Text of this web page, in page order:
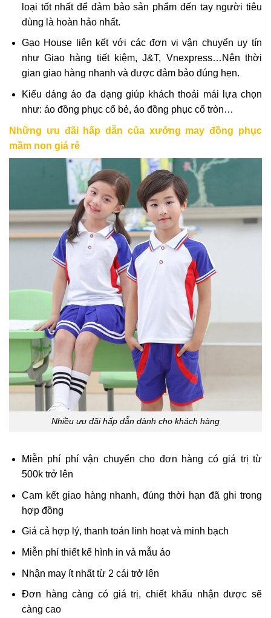
loại tốt nhất để đảm bảo sản phẩm đến tay người tiêu
dùng là hoàn hảo nhất.
Gạo House liên kết với các đơn vị vận chuyển uy tín
như Giao hàng tiết kiệm, J&T, Vnexpress…Nên thời
gian giao hàng nhanh và được đảm bảo đúng hẹn.
Kiểu dáng áo đa dạng giúp khách thoải mái lựa chọn
như: áo đồng phục cổ bẻ, áo đồng phục cổ tròn…
Những ưu đãi hấp dẫn của xưởng may đồng phục
mầm non giá rẻ
Nhiều ưu đãi hấp dẫn dành cho khách hàng
Miễn phí phí vận chuyển cho đơn hàng có giá trị từ
500k trở lên
Cam kết giao hàng nhanh, đúng thời hạn đã ghi trong
hợp đồng
Giá cả hợp lý, thanh toán linh hoạt và minh bạch
Miễn phí thiết kế hình in và mẫu áo
Nhận may ít nhất từ 2 cái trở lên
Đơn hàng càng có giá trị, chiết khấu nhận được sẽ
càng cao